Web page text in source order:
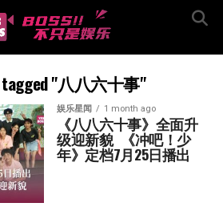
"八八六十事"
娱乐星闻 1 month ago
《八八六十事》全面升
级迎新貌  《冲吧！少
年》定档7月25日播出